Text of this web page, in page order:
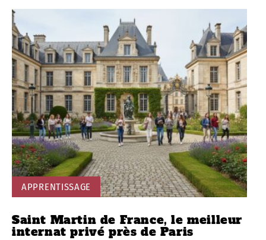
APPRENTISSAGE
Saint Martin de France, le meilleur
internat privé près de Paris